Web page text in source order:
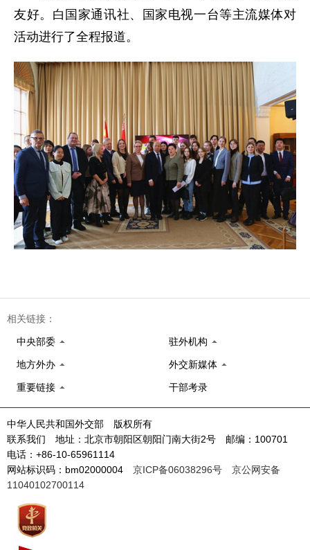
友好。白国家通讯社、国家电视一台等主流媒体对
活动进行了全程报道。
相关链接：
中央部委 驻外机构
地方外办 外交新媒体
重要链接 干部考录
中华人民共和国外交部 版权所有
联系我们 地址：北京市朝阳区朝阳门南大街2号 邮编：100701
电话：+86-10-65961114
网站标识码：bm02000004 京ICP备06038296号
京公网安备
11040102700114